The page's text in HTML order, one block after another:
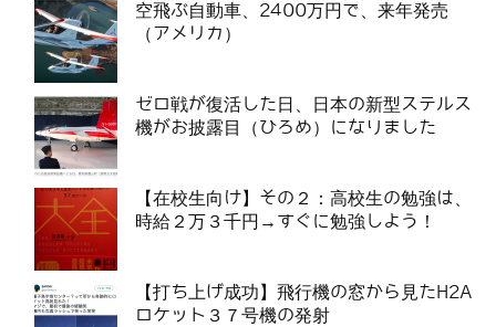
空飛ぶ自動車、2400万円で、来年発売
（アメリカ）
ゼロ戦が復活した日、日本の新型ステルス
機がお披露目（ひろめ）になりました
【在校生向け】その２：高校生の勉強は、
時給２万３千円→すぐに勉強しよう！
【打ち上げ成功】飛行機の窓から見たH2A
ロケット３７号機の発射